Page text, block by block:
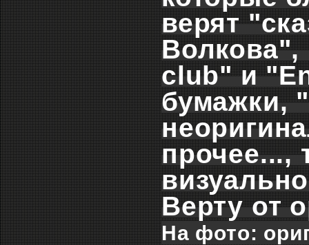
верят
Волкова",
club" и
бумажки,
прочее...,
Верту от
На фото: